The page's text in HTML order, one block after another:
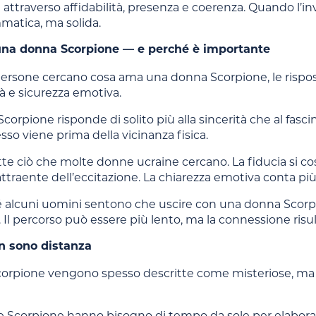
affidabilità, presenza e coerenza. Quando
ma solida.
donna Scorpione — e perché è importante
cercano cosa ama una donna Scorpione, le
e sicurezza emotiva.
risponde di solito più alla sincerità che al
viene prima della vicinanza fisica.
ciò che molte donne ucraine cercano. La fiducia si
dell’eccitazione. La chiarezza emotiva conta
alcuni uomini sentono che uscire con una donna
percorso può essere più lento, ma la connessione
sono distanza
vengono spesso descritte come misteriose,